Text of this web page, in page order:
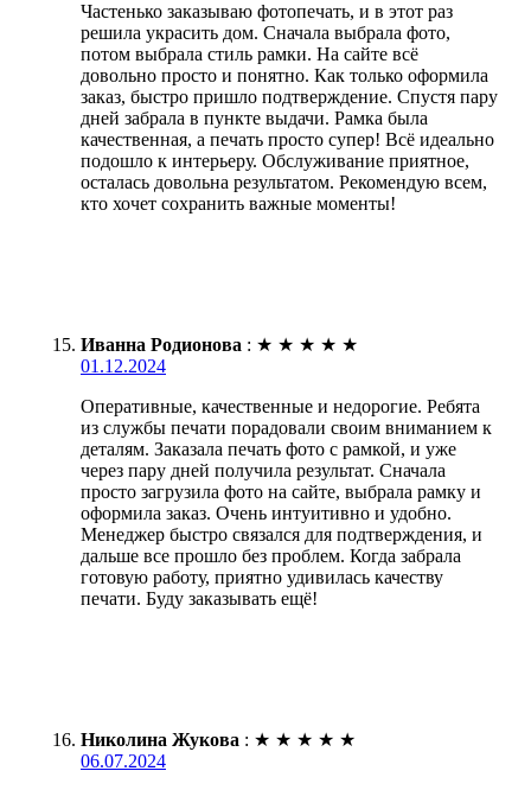
Частенько заказываю фотопечать, и в этот раз
решила украсить дом. Сначала выбрала фото,
потом выбрала стиль рамки. На сайте всё
довольно просто и понятно. Как только оформила
заказ, быстро пришло подтверждение. Спустя пару
дней забрала в пункте выдачи. Рамка была
качественная, а печать просто супер! Всё идеально
подошло к интерьеру. Обслуживание приятное,
осталась довольна результатом. Рекомендую всем,
кто хочет сохранить важные моменты!
Иванна Родионова : ★ ★ ★ ★ ★
01.12.2024
Оперативные, качественные и недорогие. Ребята
из службы печати порадовали своим вниманием к
деталям. Заказала печать фото с рамкой, и уже
через пару дней получила результат. Сначала
просто загрузила фото на сайте, выбрала рамку и
оформила заказ. Очень интуитивно и удобно.
Менеджер быстро связался для подтверждения, и
дальше все прошло без проблем. Когда забрала
готовую работу, приятно удивилась качеству
печати. Буду заказывать ещё!
Николина Жукова : ★ ★ ★ ★ ★
06.07.2024